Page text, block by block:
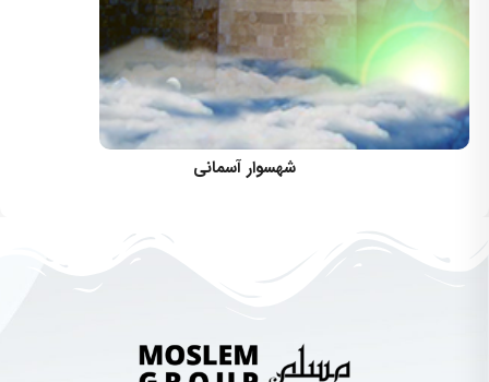
کارگردان: بهزاد بهزادپور
شهسوار آسمانی